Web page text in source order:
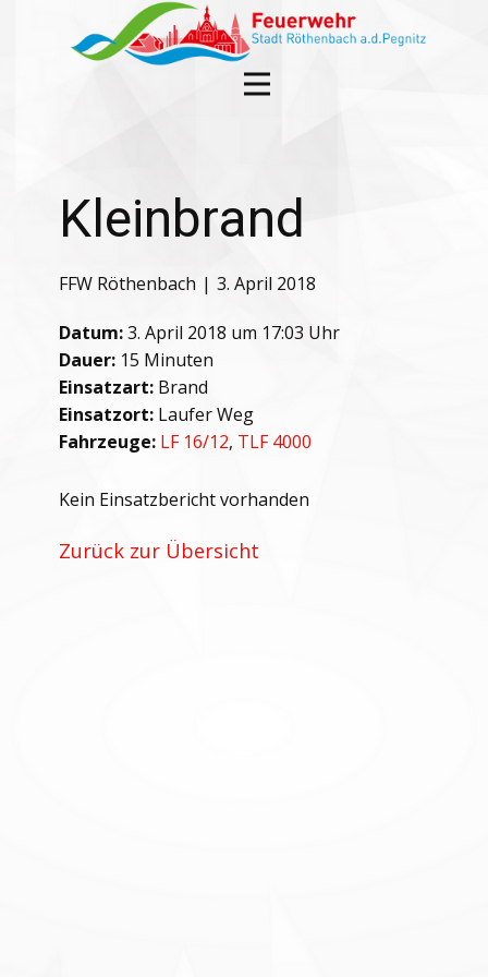
Kleinbrand
FFW Röthenbach 3. April 2018
Datum:3. April 2018 um 17:03 Uhr
Dauer: 15 Minuten
Einsatzart: Brand
Einsatzort: Laufer Weg
Fahrzeuge: LF 16/12, TLF 4000
Kein Einsatzbericht vorhanden
Zurück zur Übersicht